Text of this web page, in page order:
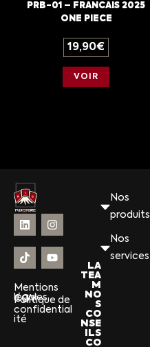
PRB-01 – FRANCAIS 2025
ONE PIECE
19,90€
VOIR
Mentions
légales
CGV
Politique de
confidential
ité
Nos
produits
Nos
services
LA
TEA
M
NO
S
CO
NSE
ILS
CO